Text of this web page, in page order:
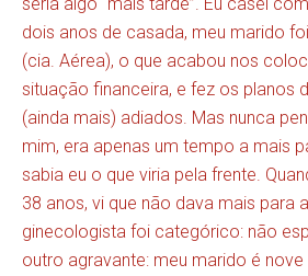
dois anos de casada, meu marido
(cia. Aérea), o que acabou nos
situação financeira, e fez os planos
(ainda mais) adiados. Mas nunca
mim, era apenas um tempo a mais
sabia eu o que viria pela frente.
38 anos, vi que não dava mais para
ginecologista foi categórico: não
outro agravante: meu marido é